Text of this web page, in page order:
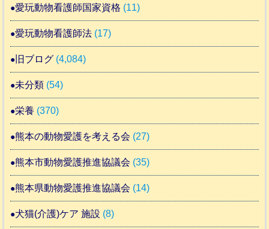
愛玩動物看護師国家資格 (11)
愛玩動物看護師法 (17)
旧ブログ (4,084)
未分類 (54)
栄養 (370)
熊本の動物愛護を考える会 (27)
熊本市動物愛護推進協議会 (35)
熊本県動物愛護推進協議会 (14)
犬猫(介護)ケア 施設 (8)